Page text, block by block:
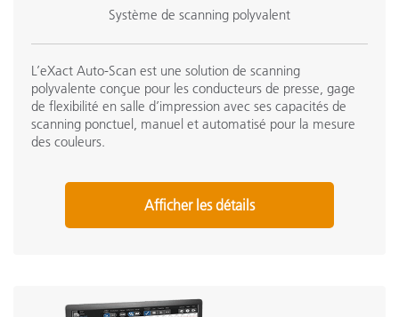
Système de scanning polyvalent
L’eXact Auto-Scan est une solution de scanning
polyvalente conçue pour les conducteurs de presse, gage
de flexibilité en salle d’impression avec ses capacités de
scanning ponctuel, manuel et automatisé pour la mesure
des couleurs.
Afficher les détails